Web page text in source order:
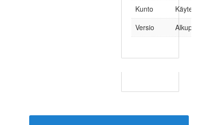
Kunto
Käytetty
Versio
Alkuperäinen